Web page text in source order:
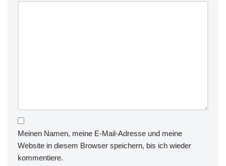
Meinen Namen, meine E-Mail-Adresse und meine
Website in diesem Browser speichern, bis ich wieder
kommentiere.